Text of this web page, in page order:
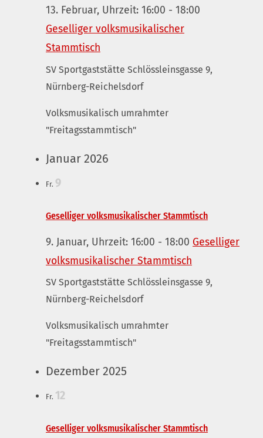
13. Februar, Uhrzeit: 16:00 - 18:00
Geselliger volksmusikalischer
Stammtisch
SV Sportgaststätte Schlössleinsgasse 9,
Nürnberg-Reichelsdorf
Volksmusikalisch umrahmter
"Freitagsstammtisch"
Januar 2026
Fr. 9
Geselliger volksmusikalischer Stammtisch
9. Januar, Uhrzeit: 16:00 - 18:00 Geselliger
volksmusikalischer Stammtisch
SV Sportgaststätte Schlössleinsgasse 9,
Nürnberg-Reichelsdorf
Volksmusikalisch umrahmter
"Freitagsstammtisch"
Dezember 2025
Fr. 12
Geselliger volksmusikalischer Stammtisch